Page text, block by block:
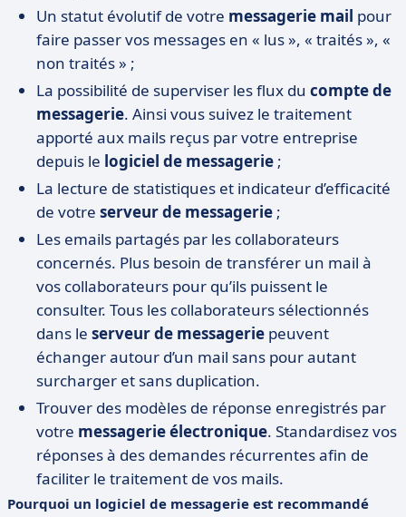
Un statut évolutif de votre messagerie mail pour
faire passer vos messages en « lus », « traités », «
non traités » ;
La possibilité de superviser les flux du compte de
messagerie. Ainsi vous suivez le traitement
apporté aux mails reçus par votre entreprise
depuis le logiciel de messagerie ;
La lecture de statistiques et indicateur d’efficacité
de votre serveur de messagerie ;
Les emails partagés par les collaborateurs
concernés. Plus besoin de transférer un mail à
vos collaborateurs pour qu’ils puissent le
consulter. Tous les collaborateurs sélectionnés
dans le serveur de messagerie peuvent
échanger autour d’un mail sans pour autant
surcharger et sans duplication.
Trouver des modèles de réponse enregistrés par
votre messagerie électronique. Standardisez vos
réponses à des demandes récurrentes afin de
faciliter le traitement de vos mails.
Pourquoi un logiciel de messagerie est recommandé